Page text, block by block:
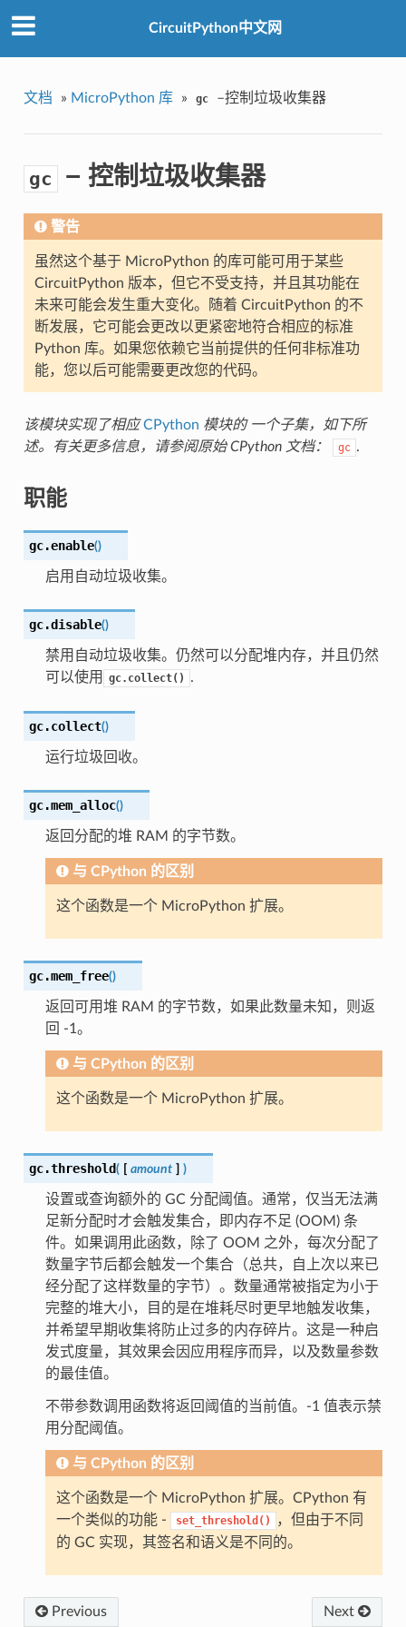
CircuitPython中文网
文档 » MicroPython 库 » gc –控制垃圾收集器
gc – 控制垃圾收集器
警告
虽然这个基于 MicroPython 的库可能可用于某些
CircuitPython 版本，但它不受支持，并且其功能在
未来可能会发生重大变化。随着 CircuitPython 的不
断发展，它可能会更改以更紧密地符合相应的标准
Python 库。如果您依赖它当前提供的任何非标准功
能，您以后可能需要更改您的代码。
该模块实现了相应 CPython 模块的 一个子集，如下所
述。有关更多信息，请参阅原始 CPython 文档：
gc .
职能
gc.enable()
启用自动垃圾收集。
gc.disable()
禁用自动垃圾收集。仍然可以分配堆内存，并且仍然
可以使用
gc.collect() .
gc.collect()
运行垃圾回收。
gc.mem_alloc()
返回分配的堆 RAM 的字节数。
与 CPython 的区别
这个函数是一个 MicroPython 扩展。
gc.mem_free()
返回可用堆 RAM 的字节数，如果此数量未知，则返
回 -1。
与 CPython 的区别
这个函数是一个 MicroPython 扩展。
gc.threshold( [ amount ] )
设置或查询额外的 GC 分配阈值。通常，仅当无法满
足新分配时才会触发集合，即内存不足 (OOM) 条
件。如果调用此函数，除了 OOM 之外，每次分配了
数量字节后都会触发一个集合（总共，自上次以来已
经分配了这样数量的字节）。数量通常被指定为小于
完整的堆大小，目的是在堆耗尽时更早地触发收集，
并希望早期收集将防止过多的内存碎片。这是一种启
发式度量，其效果会因应用程序而异，以及数量参数
的最佳值。
不带参数调用函数将返回阈值的当前值。-1 值表示禁
用分配阈值。
与 CPython 的区别
这个函数是一个 MicroPython 扩展。CPython 有
一个类似的功能 -
set_threshold()
，但由于不同
的 GC 实现，其签名和语义是不同的。
Next
Previous